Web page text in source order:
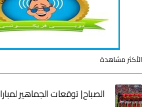
الأكثر مشاهدة
الصباح| توقعات الجماهير